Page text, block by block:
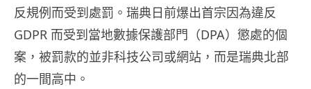
反規例而受到處罰。瑞典日前爆出首宗因為違反
GDPR 而受到當地數據保護部門（DPA）懲處的個
案，被罰款的並非科技公司或網站，而是瑞典北部
的一間高中。